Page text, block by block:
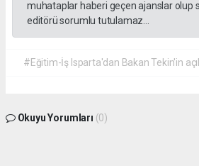
muhataplar haberi geçen ajanslar olup
editörü sorumlu tutulamaz...
#Eğitim-İş Isparta'dan Bakan Tekin'in
Okuyu Yorumları (0)